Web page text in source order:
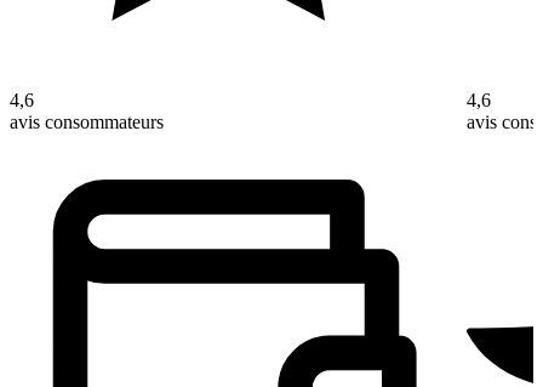
4,6
avis consommateurs
4,6
avis